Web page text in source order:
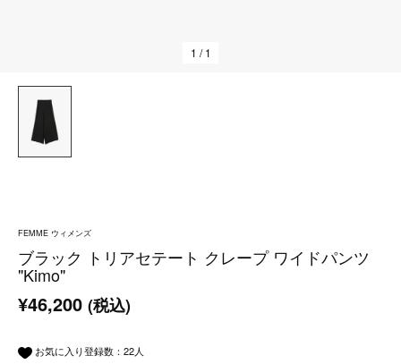
1 / 1
FEMME ウィメンズ
ブラック トリアセテート クレープ ワイドパンツ
"Kimo"
¥46,200 (税込)
お気に入り登録数： 22人